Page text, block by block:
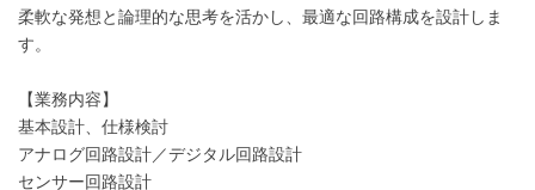
柔軟な発想と論理的な思考を活かし、最適な回路構成を設計しま
す。
【業務内容】
基本設計、仕様検討
アナログ回路設計／デジタル回路設計
センサー回路設計